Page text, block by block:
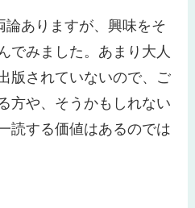
ありますが、興味をそ
でみました。あまり大人
版されていないので、ご
方や、そうかもしれない
読する価値はあるのでは